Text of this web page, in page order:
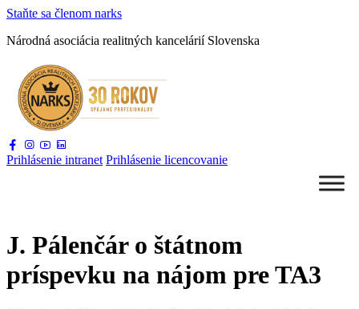
Staňte sa členom narks
Národná asociácia realitných kancelárií Slovenska
Prihlásenie intranet Prihlásenie licencovanie
J. Pálenčár o štátnom
príspevku na nájom pre TA3